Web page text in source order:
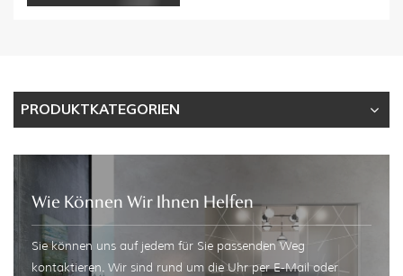
PRODUKTKATEGORIEN
Wie Können Wir Ihnen Helfen
Sie können uns auf jedem für Sie passenden Weg
kontaktieren. Wir sind rund um die Uhr per E-Mail oder